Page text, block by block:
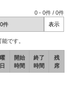
0 -0件 /0件
です。
曜
日
開始
時間
終了
時間
残
席